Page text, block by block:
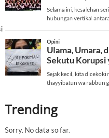
Trending
Sorry. No data so far.